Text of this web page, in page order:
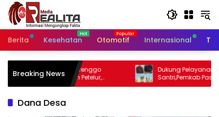
Langsung
konten
Berita
Kesehatan Otomotif Internasional
Breaking News
Petelur,
Dan
Dukung Pelayanan Kesehatan
Santri,Pemkab Pasuruan Bangunan Poli
Klinik Kesehatan di Ponpes
Dana Desa